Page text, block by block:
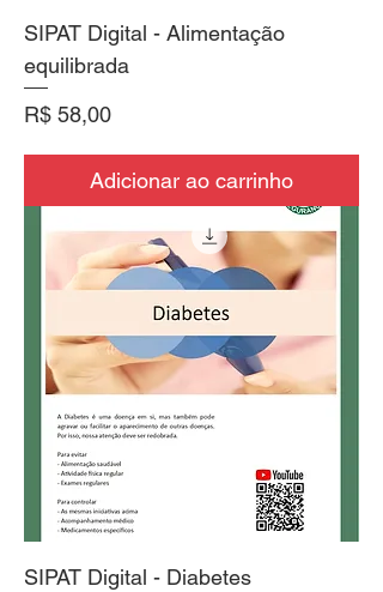
SIPAT Digital - Alimentação
equilibrada
Preço
R$ 58,00
Adicionar ao carrinho
SIPAT Digital - Diabetes